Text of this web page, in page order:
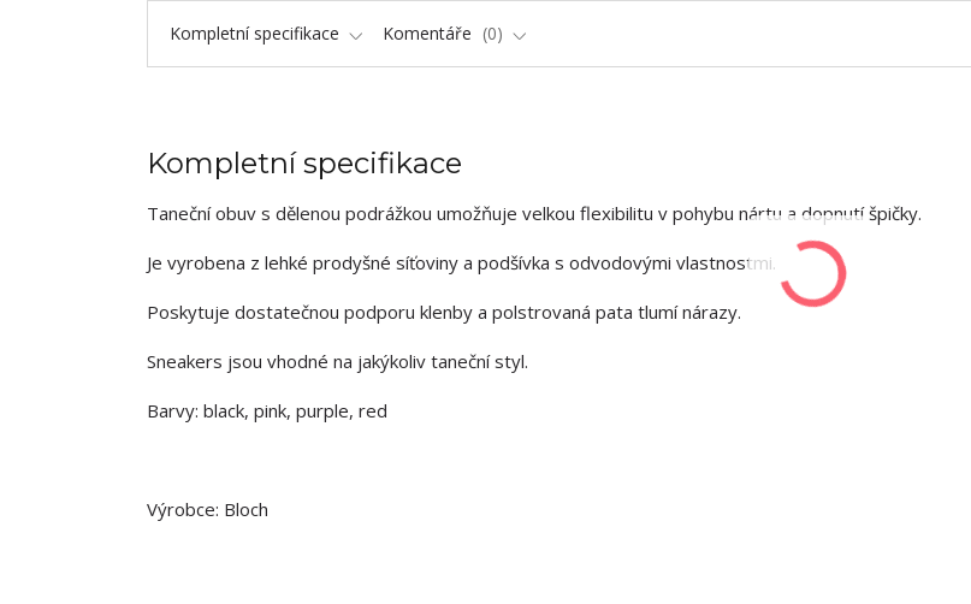
Kompletní specifikace Komentáře 0
Kompletní specifikace
Taneční obuv s dělenou podrážkou umožňuje velkou flexibilitu v pohybu nártu a dopnutí špičky.
Je vyrobena z lehké prodyšné síťoviny a podšívka s odvodovými vlastnostmi.
Poskytuje dostatečnou podporu klenby a polstrovaná pata tlumí nárazy.
Sneakers jsou vhodné na jakýkoliv taneční styl.
Barvy: black, pink, purple, red
Výrobce: Bloch